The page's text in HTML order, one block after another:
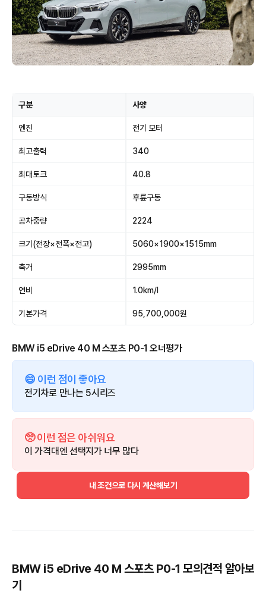
구분 사양
엔진 전기 모터
최고출력 340
최대토크 40.8
구동방식 후륜구동
공차중량 2224
크기(전장×전폭×전고) 5060×1900×1515mm
축거 2995mm
연비 1.0km/l
기본가격 95,700,000원
BMW i5 eDrive 40 M 스포츠 P0-1 오너평가
😄 이런 점이 좋아요
전기차로 만나는 5시리즈
🥺 이런 점은 아쉬워요
이 가격대엔 선택지가 너무 많다
내 조건으로 다시 계산해보기
BMW i5 eDrive 40 M 스포츠 P0-1 모의견적 알아보
기